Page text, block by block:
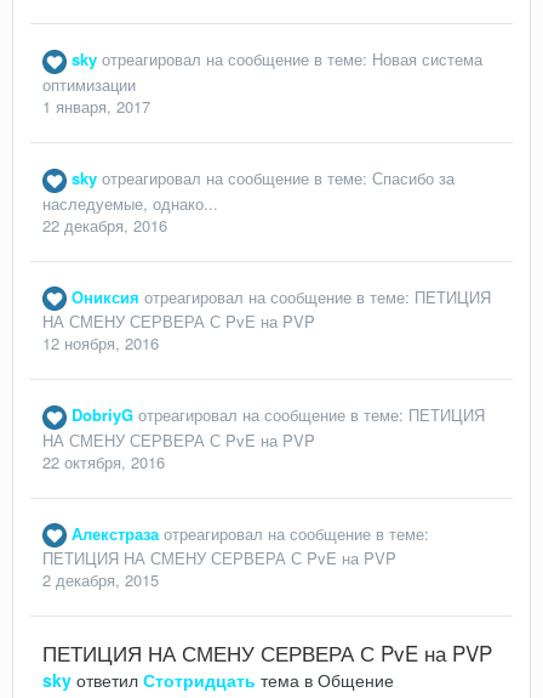
sky отреагировал на сообщение в теме: Новая система
оптимизации
1 января, 2017
sky отреагировал на сообщение в теме: Спасибо за
наследуемые, однако...
22 декабря, 2016
Ониксия отреагировал на сообщение в теме: ПЕТИЦИЯ
НА СМЕНУ СЕРВЕРА С PvE на PVP
12 ноября, 2016
DobriyG отреагировал на сообщение в теме: ПЕТИЦИЯ
НА СМЕНУ СЕРВЕРА С PvE на PVP
22 октября, 2016
Алекстраза отреагировал на сообщение в теме:
ПЕТИЦИЯ НА СМЕНУ СЕРВЕРА С PvE на PVP
2 декабря, 2015
ПЕТИЦИЯ НА СМЕНУ СЕРВЕРА С PvE на PVP
sky ответил Стотридцать тема в Общение